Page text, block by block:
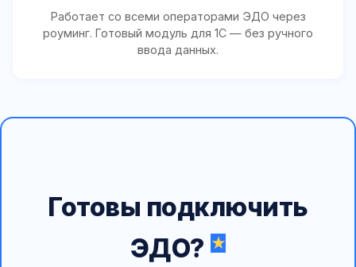
Работает со всеми операторами ЭДО через
роуминг. Готовый модуль для 1С — без ручного
ввода данных.
Готовы подключить
ЭДО?